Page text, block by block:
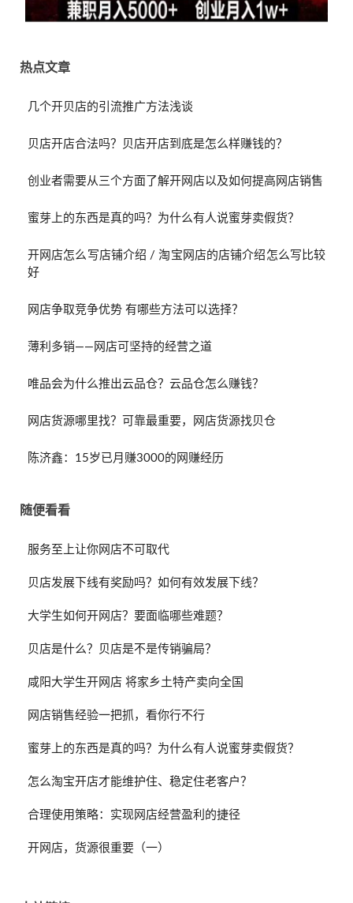
热点文章
几个开贝店的引流推广方法浅谈
贝店开店合法吗？贝店开店到底是怎么样赚钱的？
创业者需要从三个方面了解开网店以及如何提高网店销售
蜜芽上的东西是真的吗？为什么有人说蜜芽卖假货？
开网店怎么写店铺介绍 / 淘宝网店的店铺介绍怎么写比较
好
网店争取竞争优势 有哪些方法可以选择？
薄利多销——网店可坚持的经营之道
唯品会为什么推出云品仓？云品仓怎么赚钱？
网店货源哪里找？可靠最重要，网店货源找贝仓
陈济鑫：15岁已月赚3000的网赚经历
随便看看
服务至上让你网店不可取代
贝店发展下线有奖励吗？如何有效发展下线？
大学生如何开网店？要面临哪些难题？
贝店是什么？贝店是不是传销骗局？
咸阳大学生开网店 将家乡土特产卖向全国
网店销售经验一把抓，看你行不行
蜜芽上的东西是真的吗？为什么有人说蜜芽卖假货？
怎么淘宝开店才能维护住、稳定住老客户？
合理使用策略：实现网店经营盈利的捷径
开网店，货源很重要（一）